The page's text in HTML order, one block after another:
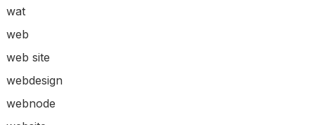
wat
web
web site
webdesign
webnode